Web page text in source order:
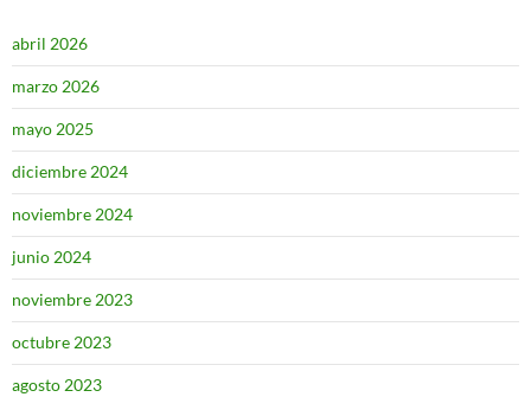
abril 2026
marzo 2026
mayo 2025
diciembre 2024
noviembre 2024
junio 2024
noviembre 2023
octubre 2023
agosto 2023